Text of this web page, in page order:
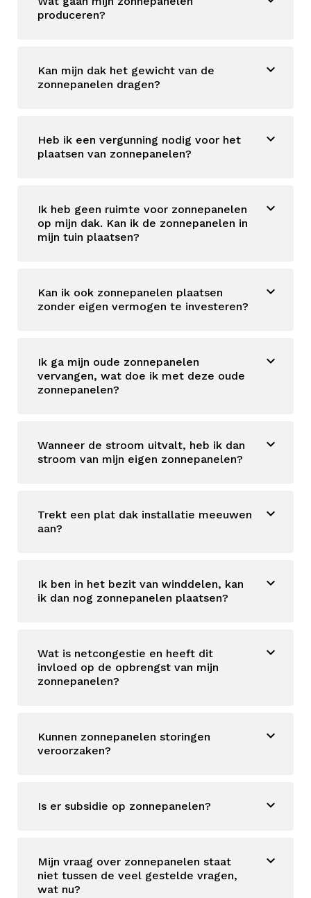
produceren?
Kan mijn dak het gewicht van de
zonnepanelen dragen?
Heb ik een vergunning nodig voor het
plaatsen van zonnepanelen?
Ik heb geen ruimte voor zonnepanelen
op mijn dak. Kan ik de zonnepanelen in
mijn tuin plaatsen?
Kan ik ook zonnepanelen plaatsen
zonder eigen vermogen te investeren?
Ik ga mijn oude zonnepanelen
vervangen, wat doe ik met deze oude
zonnepanelen?
Wanneer de stroom uitvalt, heb ik dan
stroom van mijn eigen zonnepanelen?
Trekt een plat dak installatie meeuwen
aan?
Ik ben in het bezit van winddelen, kan
ik dan nog zonnepanelen plaatsen?
Wat is netcongestie en heeft dit
invloed op de opbrengst van mijn
zonnepanelen?
Kunnen zonnepanelen storingen
veroorzaken?
Is er subsidie op zonnepanelen?
Mijn vraag over zonnepanelen staat
niet tussen de veel gestelde vragen,
wat nu?